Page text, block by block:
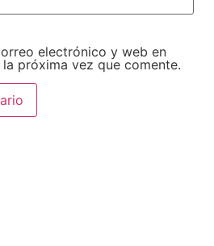
electrónico y web en
próxima vez que comente.